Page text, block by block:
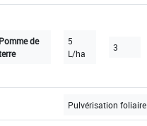
Pomme de
5
L/ha
3
Pulvérisation foliaire